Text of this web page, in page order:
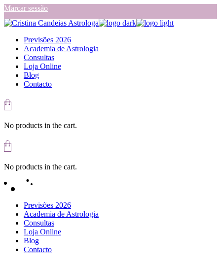
Skip
the
Marcar sessão
Previsões 2026
Academia de Astrologia
Consultas
Loja Online
Blog
Contacto
No products in the cart.
No products in the cart.
Previsões 2026
Academia de Astrologia
Consultas
Loja Online
Blog
Contacto